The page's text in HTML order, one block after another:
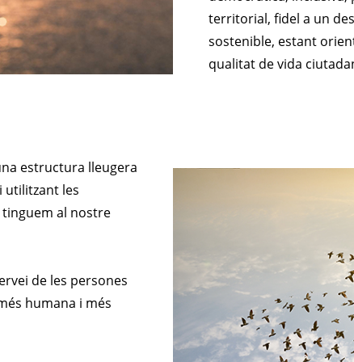
territorial, fidel a un
sostenible, estant
qualitat de vida
estructura lleugera
utilitzant les
al nostre
de les persones
humana i més